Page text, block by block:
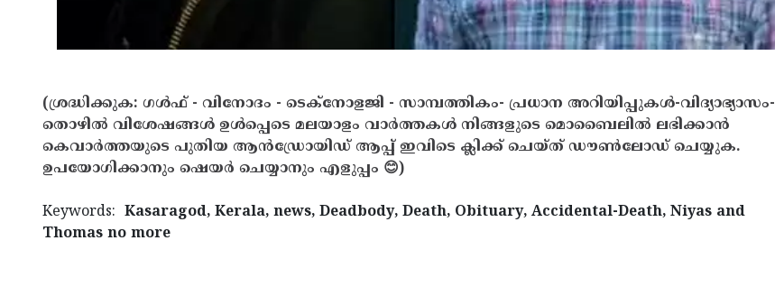
(ശ്രദ്ധിക്കുക: ഗൾഫ് - വിനോദം - ടെക്നോളജി - സാമ്പത്തികം- പ്രധാന അറിയിപ്പുകൾ-വിദ്യാഭ്യാസം-
തൊഴിൽ വിശേഷങ്ങൾ ഉൾപ്പെടെ മലയാളം വാർത്തകൾ നിങ്ങളുടെ മൊബൈലിൽ ലഭിക്കാൻ
കെവാർത്തയുടെ പുതിയ ആൻഡ്രോയിഡ് ആപ്പ് ഇവിടെ ക്ലിക്ക് ചെയ്ത് ഡൗൺലോഡ് ചെയ്യുക.
ഉപയോഗിക്കാനും ഷെയർ ചെയ്യാനും എളുപ്പം 😊)
Keywords: Kasaragod, Kerala, news, Deadbody, Death, Obituary, Accidental-Death, Niyas and
Thomas no more